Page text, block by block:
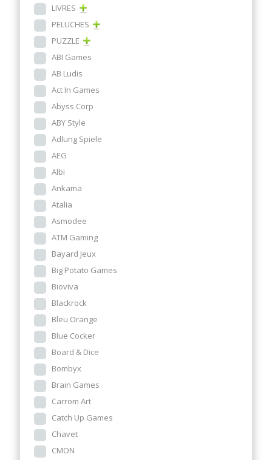
LIVRES
PELUCHES
PUZZLE
ABI Games
AB Ludis
Act In Games
Abyss Corp
ABY Style
Adlung Spiele
AEG
Albi
Ankama
Atalia
Asmodee
ATM Gaming
Bayard Jeux
Big Potato Games
Bioviva
Blackrock
Bleu Orange
Blue Cocker
Board & Dice
Bombyx
Brain Games
Carrom Art
Catch Up Games
Chavet
CMON